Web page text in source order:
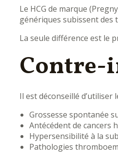
Le HCG de marque
génériques subissent des
La seule différence est le
Contre-
Il est déconseillé d’utiliser
Grossesse spontanée
Antécédent de cancers
Hypersensibilité à la
Pathologies